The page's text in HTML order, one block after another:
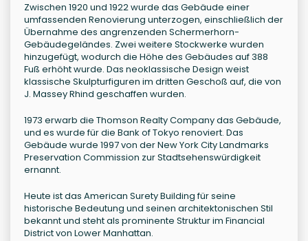
Zwischen 1920 und 1922 wurde das Gebäude einer
umfassenden Renovierung unterzogen, einschließlich der
Übernahme des angrenzenden Schermerhorn-
Gebäudegeländes. Zwei weitere Stockwerke wurden
hinzugefügt, wodurch die Höhe des Gebäudes auf 388
Fuß erhöht wurde. Das neoklassische Design weist
klassische Skulpturfiguren im dritten Geschoß auf, die von
J. Massey Rhind geschaffen wurden.
1973 erwarb die Thomson Realty Company das Gebäude,
und es wurde für die Bank of Tokyo renoviert. Das
Gebäude wurde 1997 von der New York City Landmarks
Preservation Commission zur Stadtsehenswürdigkeit
ernannt.
Heute ist das American Surety Building für seine
historische Bedeutung und seinen architektonischen Stil
bekannt und steht als prominente Struktur im Financial
District von Lower Manhattan.